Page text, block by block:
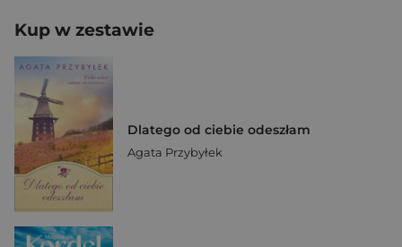
Kup w zestawie
Dlatego od ciebie odeszłam
Agata Przybyłek